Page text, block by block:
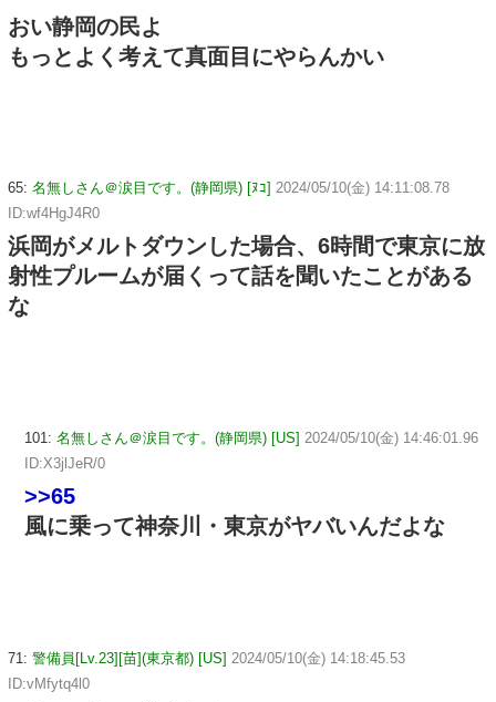
おい静岡の民よ
もっとよく考えて真面目にやらんかい
65: 名無しさん＠涙目です。(静岡県) [ﾇｺ] 2024/05/10(金) 14:11:08.78
ID:wf4HgJ4R0
浜岡がメルトダウンした場合、6時間で東京に放
射性プルームが届くって話を聞いたことがある
な
101: 名無しさん＠涙目です。(静岡県) [US] 2024/05/10(金) 14:46:01.96
ID:X3jlJeR/0
>>65
風に乗って神奈川・東京がヤバいんだよな
71: 警備員[Lv.23][苗](東京都) [US] 2024/05/10(金) 14:18:45.53
ID:vMfytq4l0